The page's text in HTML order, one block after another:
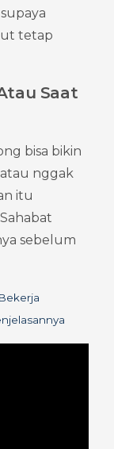
tetap
Saat
bisa bikin
nggak
itu
sebelum